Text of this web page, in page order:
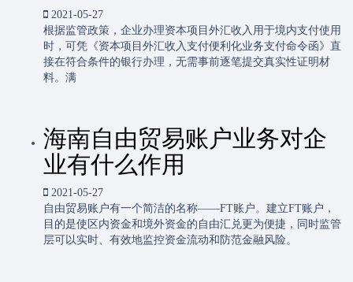
2021-05-27
根据监管政策，企业办理资本项目外汇收入用于境内支付使用
时，可凭《资本项目外汇收入支付便利化业务支付命令函》直
接在符合条件的银行办理，无需事前逐笔提交真实性证明材
料。满
海南自由贸易账户业务对企
业有什么作用
2021-05-27
自由贸易账户有一个简洁的名称——FT账户。建立FT账户，
目的是使区内资金和境外资金的自由汇兑更为便捷，同时监管
层可以实时、有效地监控资金流动和防范金融风险。